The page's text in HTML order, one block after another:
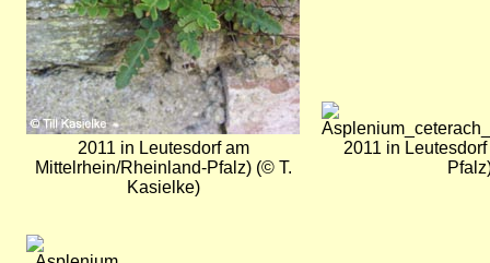
2011 in Leutesdorf am
Mittelrhein/Rheinland-Pfalz) (© T.
Kasielke)
Bild
2011 in
Bild